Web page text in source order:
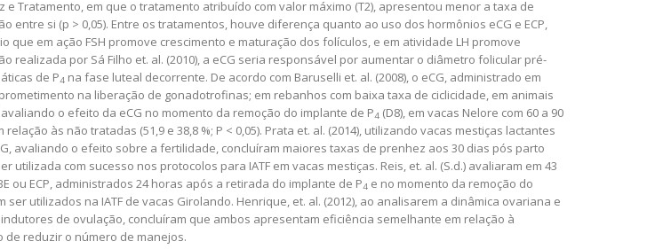
Tratamento, em que o tratamento atribuído com valor máximo (T2), apresentou menor a taxa de
si (p > 0,05). Entre os tratamentos, houve diferença quanto ao uso dos hormônios eCG e ECP,
em ação FSH promove crescimento e maturação dos folículos, e em atividade LH promove
por Sá Filho et. al. (2010), a eCG seria responsável por aumentar o diâmetro folicular pré-
de P4 na fase luteal decorrente. De acordo com Baruselli et. al. (2008), o eCG, administrado em
na liberação de gonadotrofinas; em rebanhos com baixa taxa de ciclicidade, em animais
o efeito da eCG no momento da remoção do implante de P4 (D8), em vacas Nelore com 60 a 90
às não tratadas (51,9 e 38,8 %; P < 0,05). Prata et. al. (2014), utilizando vacas mestiças lactantes
avaliando o efeito sobre a fertilidade, concluíram maiores taxas de prenhez aos 30 dias pós parto
utilizada com sucesso nos protocolos para IATF em vacas mestiças. Reis, et. al. (S.d.) avaliaram em 43
ou ECP, administrados 24 horas após a retirada do implante de P4 e no momento da remoção do
utilizados na IATF de vacas Girolando. Henrique, et. al. (2012), ao analisarem a dinâmica ovariana e
de ovulação, concluíram que ambos apresentam eficiência semelhante em relação à
de reduzir o número de manejos.